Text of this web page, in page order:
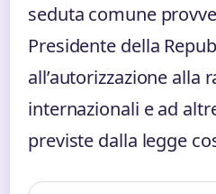
seduta comune
Presidente della
all’autorizzazione alla
internazionali e ad
previste dalla legge